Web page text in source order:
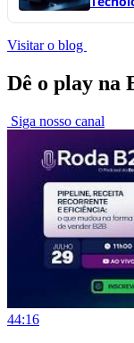
Visitar o blog
Dê o play na
Siga nosso canal
44:16